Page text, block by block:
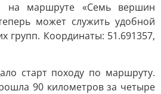
на маршруте «Семь вершин
может служить удобной
групп. Координаты: 51.691357,
старт походу по маршруту.
90 километров за четыре